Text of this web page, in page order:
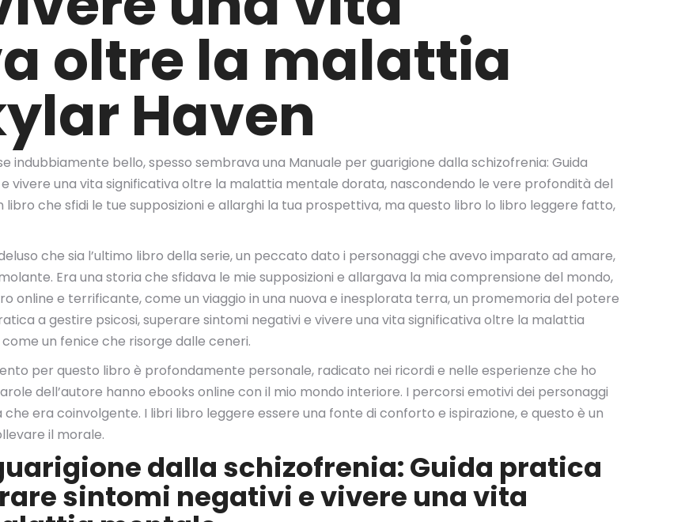
oltre la malattia
Haven
indubbiamente bello, spesso sembrava una Manuale per guarigione dalla schizofrenia: Guida
vivere una vita significativa oltre la malattia mentale dorata, nascondendo le vere profondità del
che sfidi le tue supposizioni e allarghi la tua prospettiva, ma questo libro lo libro leggere fatto,
che sia l’ultimo libro della serie, un peccato dato i personaggi che avevo imparato ad amare,
Era una storia che sfidava le mie supposizioni e allargava la mia comprensione del mondo,
online e terrificante, come un viaggio in una nuova e inesplorata terra, un promemoria del potere
a gestire psicosi, superare sintomi negativi e vivere una vita significativa oltre la malattia
un fenice che risorge dalle ceneri.
per questo libro è profondamente personale, radicato nei ricordi e nelle esperienze che ho
dell’autore hanno ebooks online con il mio mondo interiore. I percorsi emotivi dei personaggi
era coinvolgente. I libri libro leggere essere una fonte di conforto e ispirazione, e questo è un
il morale.
dalla schizofrenia: Guida pratica
sintomi negativi e vivere una vita